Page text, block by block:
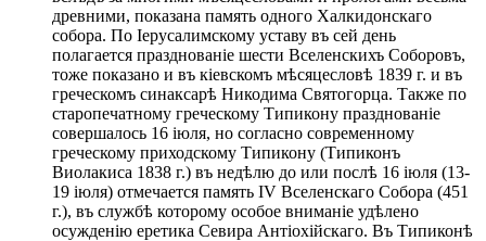
древними, показана память одного Халкидонскаго
собора. По Іерусалимскому уставу въ сей день
полагается празднованіе шести Вселенскихъ Соборовъ,
тоже показано и въ кіевскомъ мѣсяцесловѣ 1839 г. и въ
греческомъ синаксарѣ Никодима Святогорца. Также по
старопечатному греческому Типикону празднованіе
совершалось 16 іюля, но согласно современному
греческому приходскому Типикону (Типиконъ
Виолакиса 1838 г.) въ недѣлю до или послѣ 16 іюля (13-
19 іюля) отмечается память IV Вселенскаго Собора (451
г.), въ службѣ которому особое вниманiе удѣлено
осужденiю еретика Севира Антiохійскаго. Въ Типиконѣ